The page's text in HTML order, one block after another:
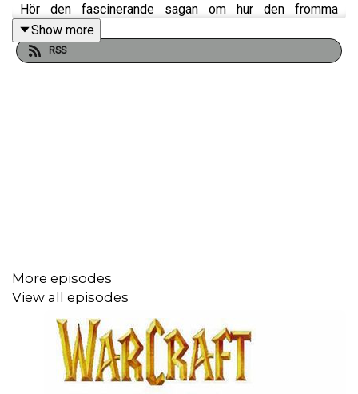
Hör den fascinerande sagan om hur den fromma
kungasonen blev världens mäktigaste deathknight var
mål var att lägga världen under sig i förödelse.
Show more
RSS
More episodes
View all episodes